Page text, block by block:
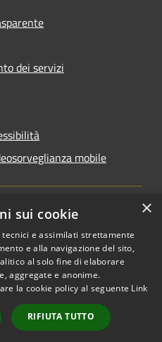
dei servizi
mobile
Copyright © 2026 • Comune di
Taranto • Powered by
Municipium•Accesso
redazione
×
sui cookie
e assimilati strettamente
e alla navigazione del sito,
al solo fine di elaborare
aggregate e anonime.
la cookie policy al seguente Link
RIFIUTA TUTTO